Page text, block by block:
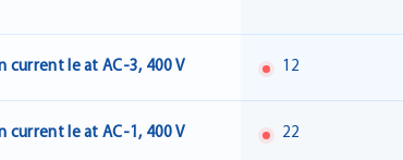
current Ie at AC-3, 400 V 12
current Ie at AC-1, 400 V 22